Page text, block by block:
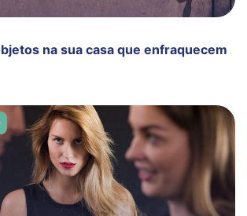
na sua casa que enfraquecem